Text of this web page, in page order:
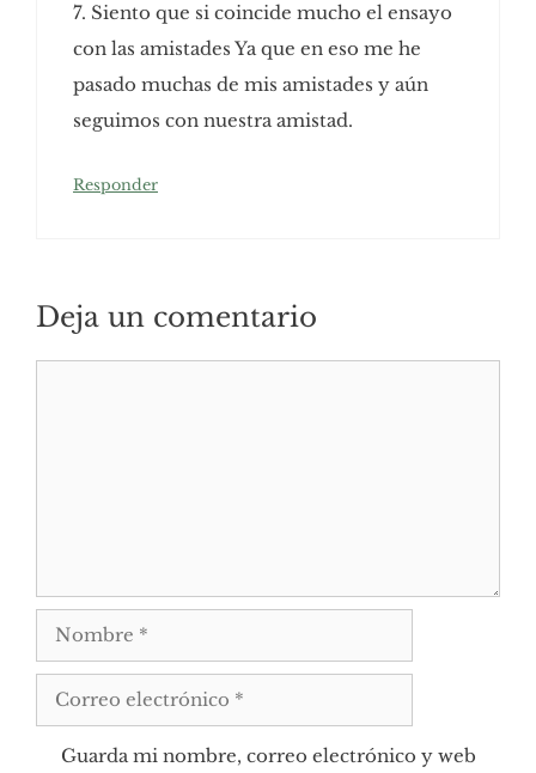
7. Siento que si coincide mucho el ensayo
con las amistades Ya que en eso me he
pasado muchas de mis amistades y aún
seguimos con nuestra amistad.
Responder
Deja un comentario
Nombre
Correo
electrónico
Guarda mi nombre, correo electrónico y web